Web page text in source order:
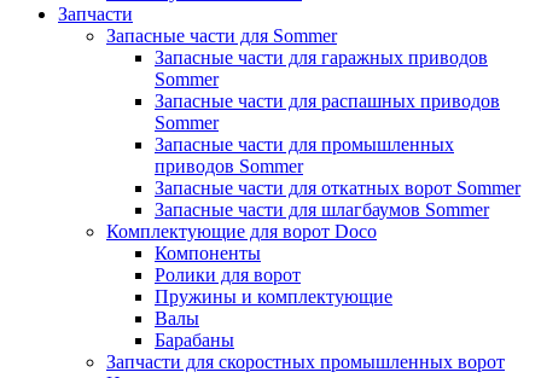
Запчасти
Запасные части для Sommer
Запасные части для гаражных приводов
Sommer
Запасные части для распашных приводов
Sommer
Запасные части для промышленных
приводов Sommer
Запасные части для откатных ворот Sommer
Запасные части для шлагбаумов Sommer
Комплектующие для ворот Doco
Компоненты
Ролики для ворот
Пружины и комплектующие
Валы
Барабаны
Запчасти для скоростных промышленных ворот